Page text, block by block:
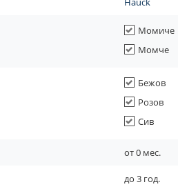
Момиче
Момче
Бежов
Розов
Сив
от0 мес.
до 3 год.